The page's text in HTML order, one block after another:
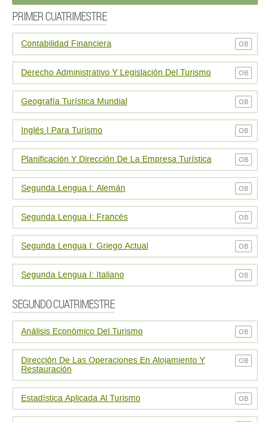
PRIMER CUATRIMESTRE
Contabilidad Financiera OB
Derecho Administrativo Y Legislación Del Turismo OB
Geografía Turística Mundial OB
Inglés I Para Turismo OB
Planificación Y Dirección De La Empresa Turística OB
Segunda Lengua I: Alemán OB
Segunda Lengua I: Francés OB
Segunda Lengua I: Griego Actual OB
Segunda Lengua I: Italiano OB
SEGUNDO CUATRIMESTRE
Análisis Económico Del Turismo OB
Dirección De Las Operaciones En Alojamiento Y
Restauración
OB
Estadística Aplicada Al Turismo OB